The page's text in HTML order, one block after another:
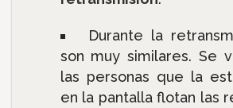
Durante la
son muy similares. Se
las personas que la
en la pantalla flotan las